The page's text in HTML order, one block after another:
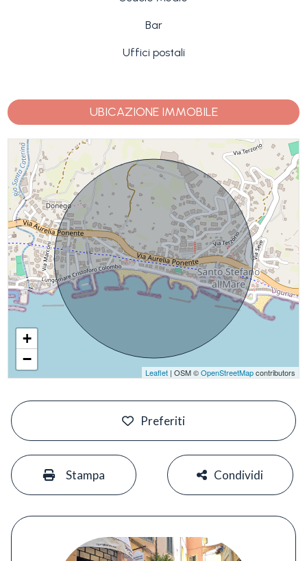
Bar
Uffici postali
UBICAZIONE IMMOBILE
+
−
Leaflet| OSM ©OpenStreetMapcontributors
Preferiti
Stampa Condividi